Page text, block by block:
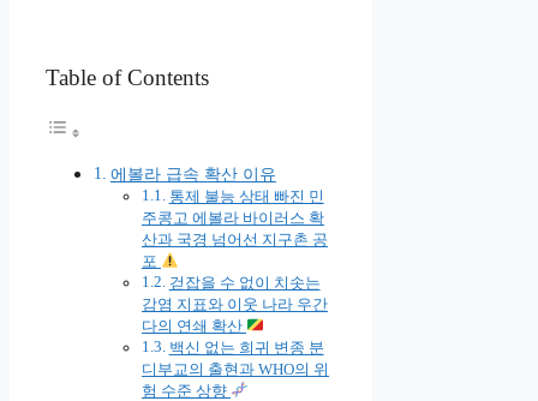
Table of Contents
에볼라 급속 확산 이유
통제 불능 상태 빠진 민
주콩고 에볼라 바이러스 확
산과 국경 넘어선 지구촌 공
포
걷잡을 수 없이 치솟는
감염 지표와 이웃 나라 우간
다의 연쇄 확산
백신 없는 희귀 변종 분
디부교의 출현과 WHO의 위
험 수준 상향